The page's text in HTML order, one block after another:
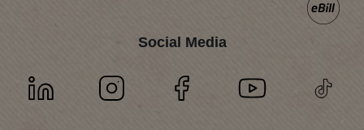
Social Media